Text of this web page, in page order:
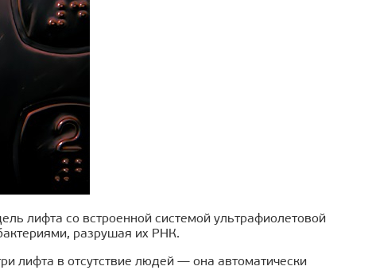
лифта со встроенной системой ультрафиолетовой
разрушая их РНК.
лифта в отсутствие людей — она автоматически